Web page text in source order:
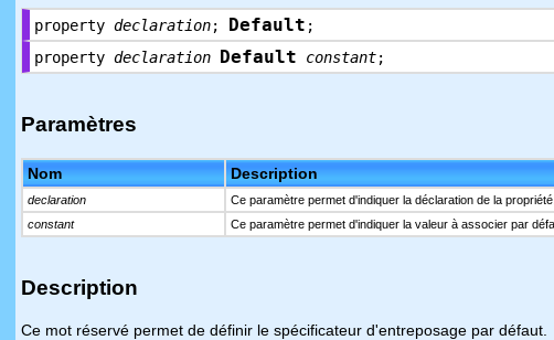
property declaration; Default ;
property declaration Default constant;
Paramètres
Nom Description
declaration
Ce paramètre permet d'indiquer la déclaration de la propriété.
constant
Ce paramètre permet d'indiquer la valeur à associer par
Description
Ce mot réservé permet de définir le spécificateur d'entreposage par défaut.